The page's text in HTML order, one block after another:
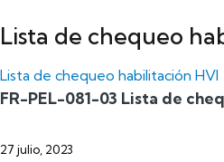
Lista de chequeo
Lista de chequeo habilitación HVI
FR-PEL-081-03 Lista de
27 julio, 2023